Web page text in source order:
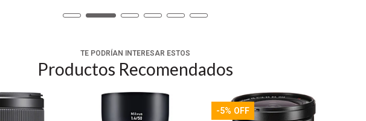
agradable calidad bokeh cuando se emplean técnicas de enfoque selectivo.
TE PODRÍAN INTERESAR ESTOS
Productos Recomendados
-5% OFF